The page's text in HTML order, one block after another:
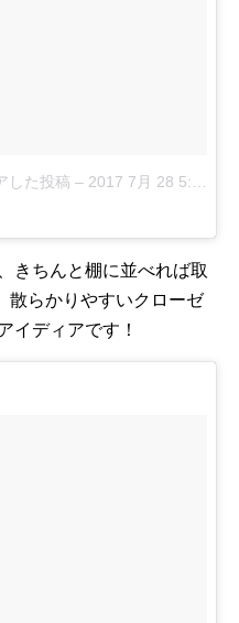
した投稿 – 2017 7月 28 5:35午前 PDT
きちんと棚に並べれば取
散らかりやすいクローゼ
イディアです！